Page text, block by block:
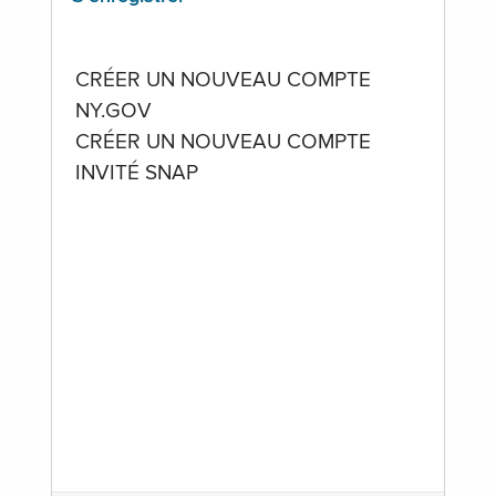
CRÉER UN NOUVEAU COMPTE
NY.GOV
CRÉER UN NOUVEAU COMPTE
INVITÉ SNAP